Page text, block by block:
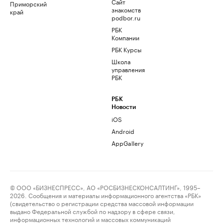
Приморский
край
знакомств
podbor.ru
РБК
Компании
РБК Курсы
Школа
управления
РБК
РБК
Новости
iOS
Android
AppGallery
© ООО «БИЗНЕСПРЕСС», АО «РОСБИЗНЕСКОНСАЛТИНГ», 1995–
2026. Сообщения и материалы информационного агентства «РБК»
(свидетельство о регистрации средства массовой информации
выдано Федеральной службой по надзору в сфере связи,
информационных технологий и массовых коммуникаций